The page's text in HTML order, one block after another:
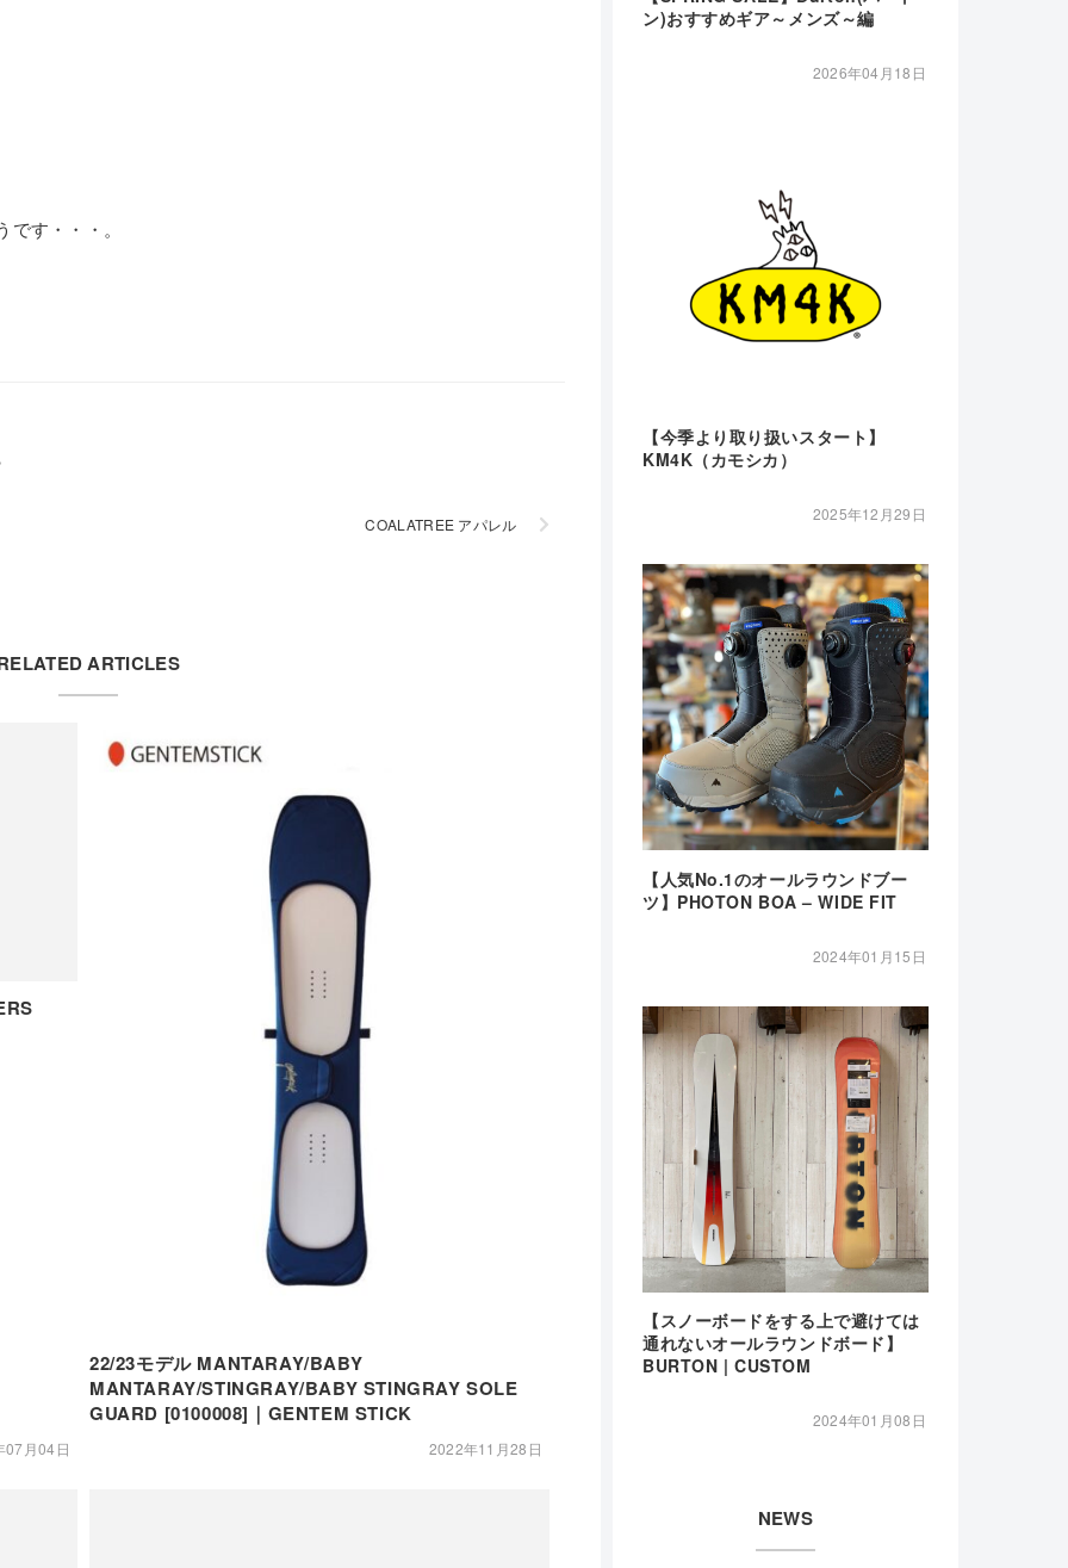
す・・・。
COALATREE アパレル
ARTICLES
07月04日
22/23モデル MANTARAY/BABY
MANTARAY/STINGRAY/BABY STINGRAY SOLE
GUARD [0100008]｜GENTEM STICK
2022年11月28日
ン)おすすめギア～メンズ～編
2026年04月18日
【今季より取り扱いスタート】
KM4K（カモシカ）
2025年12月29日
【人気No.1のオールラウンドブー
ツ】PHOTON BOA – WIDE FIT
2024年01月15日
【スノーボードをする上で避けては
通れないオールラウンドボード】
BURTON | CUSTOM
2024年01月08日
NEWS